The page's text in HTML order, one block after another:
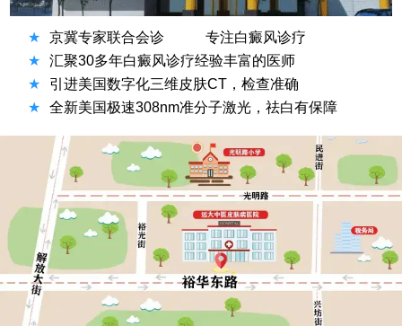
★ 京冀专家联合会诊
专注白癜风诊疗
★
汇聚30多年白癜风诊疗经验丰富的医师
★
引进美国数字化三维皮肤CT，检查准确
★
全新美国极速308nm准分子激光，祛白有保障